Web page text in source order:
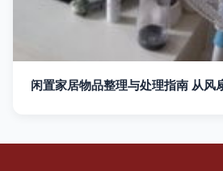
闲置家居物品整理与处理指南 从风